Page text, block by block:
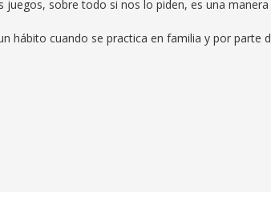
juegos, sobre todo si nos lo piden, es una manera
hábito cuando se practica en familia y por parte